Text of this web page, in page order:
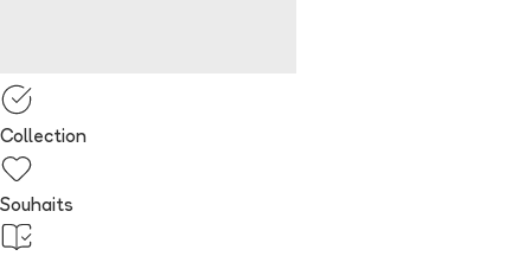
Collection
Souhaits